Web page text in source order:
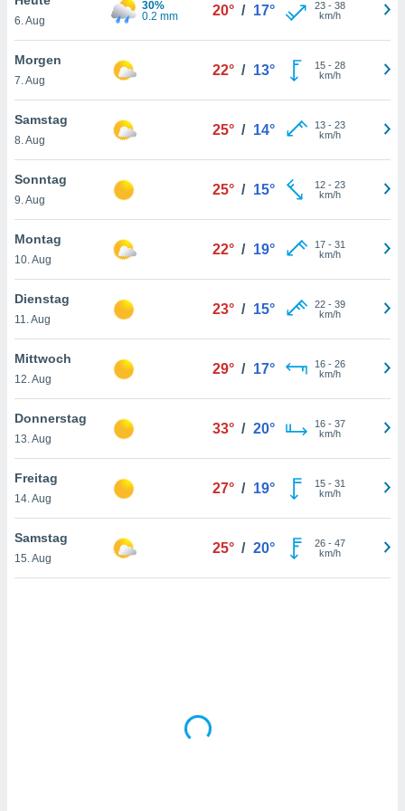
oder
Partner
es uns
das
der
Profil zu
Ihnen
finden
. Sie
jederzeit
Rand
6. Aug
30%
0.2 mm
20° / 17° 23- 38
km/h
Morgen
7. Aug
22° / 13° 15- 28
km/h
Samstag
8. Aug
25° / 14° 13- 23
km/h
Sonntag
9. Aug
25° / 15° 12- 23
km/h
Montag
10. Aug
22° / 19° 17- 31
km/h
Dienstag
11. Aug
23° / 15° 22- 39
km/h
Mittwoch
12. Aug
29° / 17° 16- 26
km/h
Donnerstag
13. Aug
33° / 20° 16- 37
km/h
Freitag
14. Aug
27° / 19° 15- 31
km/h
Samstag
15. Aug
25° / 20° 26- 47
km/h